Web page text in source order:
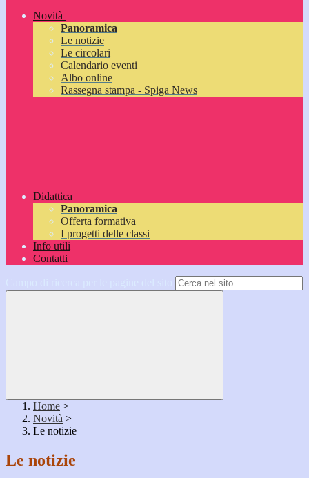
Novità
Panoramica
Le notizie
Le circolari
Calendario eventi
Albo online
Rassegna stampa - Spiga News
Didattica
Panoramica
Offerta formativa
I progetti delle classi
Info utili
Contatti
Home >
Novità >
Le notizie
Le notizie